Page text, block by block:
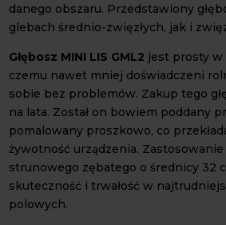
danego obszaru. Przedstawiony
glebach średnio-zwięzłych, jak i
Głębosz MINI LIS GML2 jest prosty w
czemu nawet mniej doświadczeni
sobie bez problemów. Zakup tego
na lata. Został on bowiem poddany
pomalowany proszkowo, co
żywotność urządzenia. Zastosowanie
strunowego zębatego o średnicy 32
skuteczność i trwałość w
polowych.